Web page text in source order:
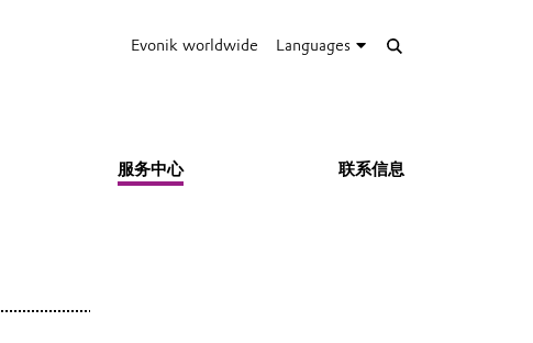
Evonik worldwide Languages
服务中心 联系信息